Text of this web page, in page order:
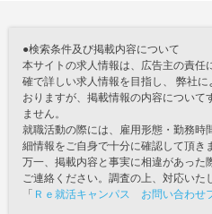
●検索条件及び掲載内容について
本サイトの求人情報は、広告主の責任
確で詳しい求人情報を目指し、 弊社
おりますが、掲載情報の内容について
ません。
就職活動の際には、雇用形態・勤務時
細情報をご自身で十分に確認して頂き
万一、掲載内容と事実に相違があった
ご連絡ください。調査の上、対応いた
「 Ｒｅ就活キャンパス お問い合わせ